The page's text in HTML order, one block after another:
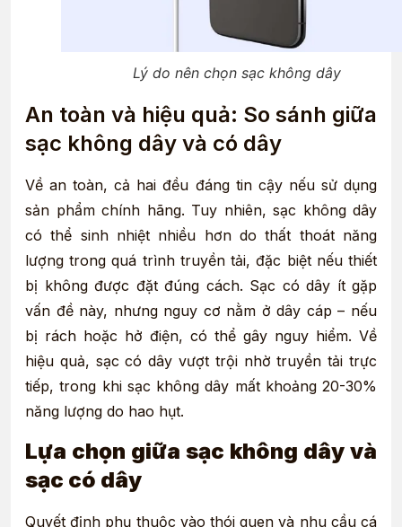
Lý do nên chọn sạc không dây
An toàn và hiệu quả: So sánh giữa
sạc không dây và có dây
Về an toàn, cả hai đều đáng tin cậy nếu sử dụng
sản phẩm chính hãng. Tuy nhiên, sạc không dây
có thể sinh nhiệt nhiều hơn do thất thoát năng
lượng trong quá trình truyền tải, đặc biệt nếu thiết
bị không được đặt đúng cách. Sạc có dây ít gặp
vấn đề này, nhưng nguy cơ nằm ở dây cáp – nếu
bị rách hoặc hở điện, có thể gây nguy hiểm. Về
hiệu quả, sạc có dây vượt trội nhờ truyền tải trực
tiếp, trong khi sạc không dây mất khoảng 20-30%
năng lượng do hao hụt.
Lựa chọn giữa sạc không dây và
sạc có dây
Quyết định phụ thuộc vào thói quen và nhu cầu cá